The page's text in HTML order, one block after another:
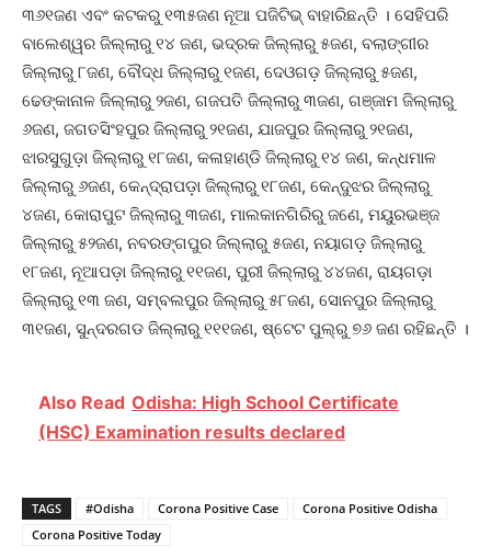
୩୬୧ଜଣ ଏବଂ କଟକରୁ ୧୩୫ଜଣ ନୂଆ ପଜିଟିଭ୍ ବାହାରିଛନ୍ତି । ସେହିପରି
ବାଲେଶ୍ୱର ଜିଲ୍ଲାରୁ ୧୪ ଜଣ, ଭଦ୍ରକ ଜିଲ୍ଲାରୁ ୫ଜଣ, ବଲାଙ୍ଗୀର
ଜିଲ୍ଲାରୁ ୮ଜଣ, ବୌଦ୍ଧ ଜିଲ୍ଲାରୁ ୧ଜଣ, ଦେଓଗଡ଼ ଜିଲ୍ଲାରୁ ୫ଜଣ,
ଢେଙ୍କାନାଳ ଜିଲ୍ଲାରୁ ୨ଜଣ, ଗଜପତି ଜିଲ୍ଲାରୁ ୩ଜଣ, ଗଞ୍ଜାମ ଜିଲ୍ଲାରୁ
୬ଜଣ, ଜଗତସିଂହପୁର ଜିଲ୍ଲାରୁ ୨୧ଜଣ, ଯାଜପୁର ଜିଲ୍ଲାରୁ ୨୧ଜଣ,
ଝାରସୁଗୁଡ଼ା ଜିଲ୍ଲାରୁ ୧୮ଜଣ, କଳାହାଣ୍ଡି ଜିଲ୍ଲାରୁ ୧୪ ଜଣ, କନ୍ଧମାଳ
ଜିଲ୍ଲାରୁ ୬ଜଣ, କେନ୍ଦ୍ରାପଡ଼ା ଜିଲ୍ଲାରୁ ୧୮ଜଣ, କେନ୍ଦୁଝର ଜିଲ୍ଲାରୁ
୪ଜଣ, କୋରାପୁଟ ଜିଲ୍ଲାରୁ ୩ଜଣ, ମାଲକାନଗିରିରୁ ଜଣେ, ମୟୁରଭଞ୍ଜ
ଜିଲ୍ଲାରୁ ୫୨ଜଣ, ନବରଙ୍ଗପୁର ଜିଲ୍ଲାରୁ ୫ଜଣ, ନୟାଗଡ଼ ଜିଲ୍ଲାରୁ
୧୮ଜଣ, ନୂଆପଡ଼ା ଜିଲ୍ଲାରୁ ୧୧ଜଣ, ପୁରୀ ଜିଲ୍ଲାରୁ ୪୪ଜଣ, ରାୟଗଡ଼ା
ଜିଲ୍ଲାରୁ ୧୩ ଜଣ, ସମ୍ବଲପୁର ଜିଲ୍ଲାରୁ ୫୮ଜଣ, ସୋନପୁର ଜିଲ୍ଲାରୁ
୩୧ଜଣ, ସୁନ୍ଦରଗଡ ଜିଲ୍ଲାରୁ ୧୧୧ଜଣ, ଷ୍ଟେଟ ପୁଲ୍‌ରୁ ୭୬ ଜଣ ରହିଛନ୍ତି ।
Also Read Odisha: High School Certificate
(HSC) Examination results declared
TAGS #Odisha Corona Positive Case
Corona Positive Odisha
Corona Positive Today